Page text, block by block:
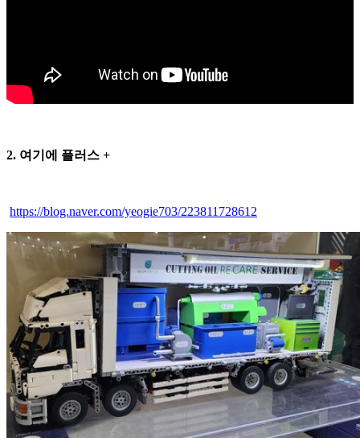
2. 여기에 플러스 +
https://blog.naver.com/yeogie703/223811728612